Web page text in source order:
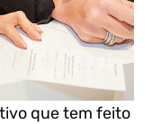
que tem feito